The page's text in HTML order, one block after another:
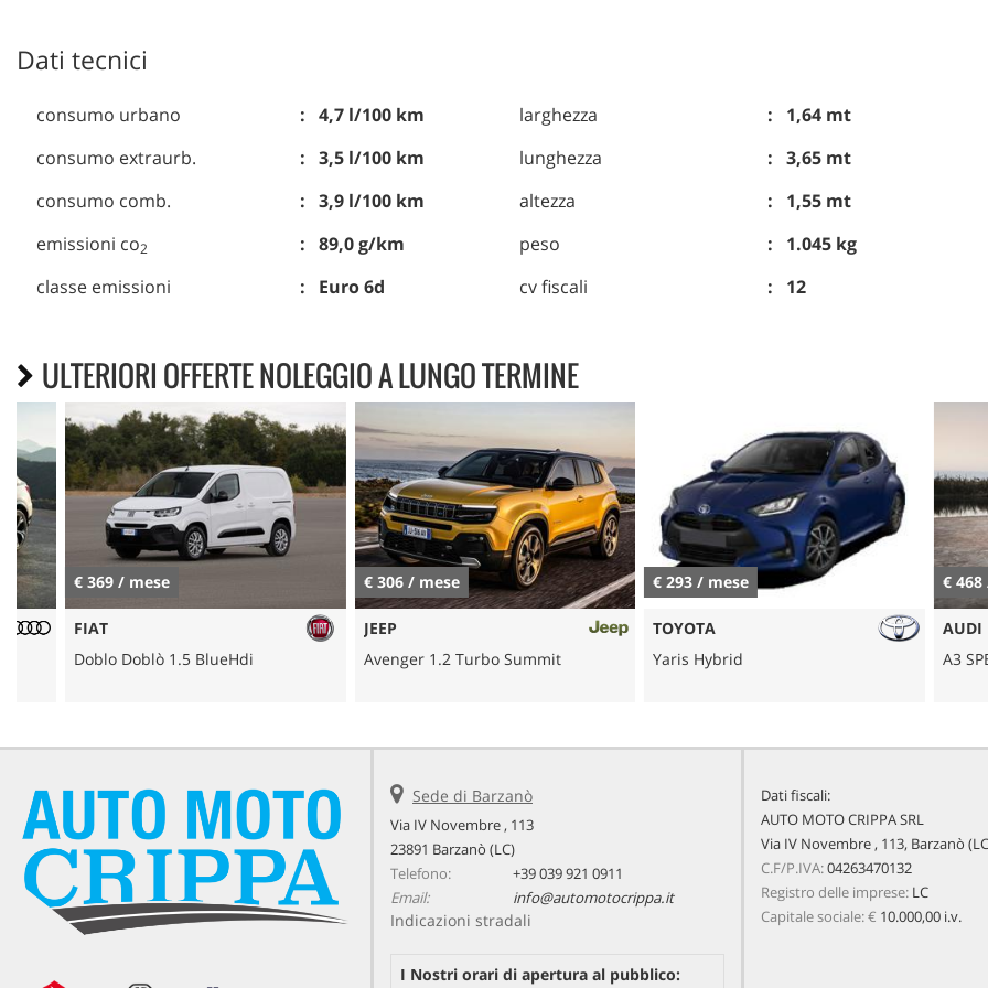
Dati tecnici
consumo urbano
4,7 l/100 km
consumo extraurb.
3,5 l/100 km
consumo comb.
3,9 l/100 km
emissioni co2
89,0 g/km
classe emissioni
Euro 6d
larghezza
1,64 mt
lunghezza
3,65 mt
altezza
1,55 mt
peso
1.045 kg
cv fiscali
12
ULTERIORI OFFERTE NOLEGGIO A LUNGO TERMINE
€ 369 / mese
FIAT
Doblo Doblò 1.5 BlueHdi
€ 306 / mese
JEEP
Avenger 1.2 Turbo Summit
€ 293 / mese
TOYOTA
Yaris Hybrid
€ 468 /
AUDI
A3 SPB 35
Sede di Barzanò
Via IV Novembre , 113
23891 Barzanò (LC)
Telefono:
+39 039 921 0911
Email:
info@automotocrippa.it
Indicazioni stradali
I Nostri orari di apertura al pubblico:
Dati fiscali:
AUTO MOTO CRIPPA SRL
Via IV Novembre , 113, Barzanò
C.F/P.IVA:04263470132
Registro delle imprese: LC
Capitale sociale: € 10.000,00 i.v.